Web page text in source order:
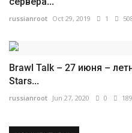
russianroot Oct 29, 2019 1
Brawl Talk – 27 июня –
Stars...
russianroot Jun 27, 2020 0